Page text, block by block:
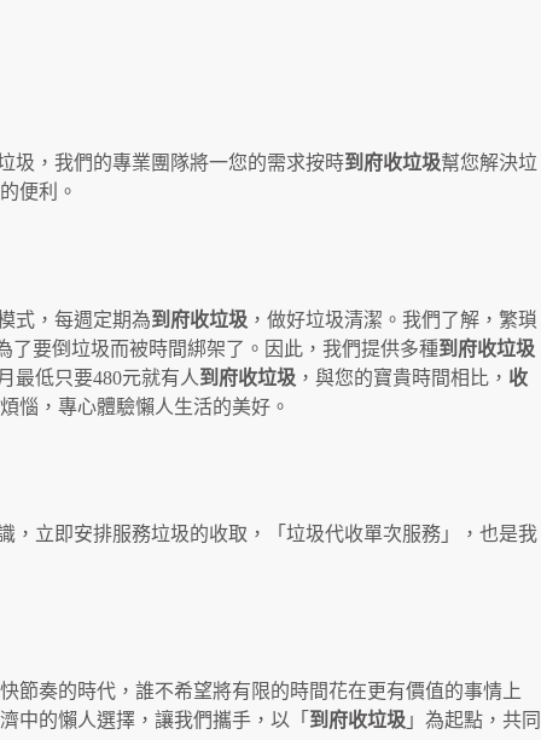
圾，我們的專業團隊將一您的需求按時到府收垃圾幫您解決垃
便利。
式，每週定期為到府收垃圾 ，做好垃圾清潔。我們了解，繁瑣
了要倒垃圾而被時間綁架了。因此，我們提供多種到府收垃圾
最低只要480元就有人到府收垃圾 ，與您的寶貴時間相比， 收
惱，專心體驗懶人生活的美好。
，立即安排服務垃圾的收取，「垃圾代收單次服務」，也是我
節奏的時代，誰不希望將有限的時間花在更有價值的事情上
中的懶人選擇，讓我們攜手，以「 到府收垃圾 」為起點，共同